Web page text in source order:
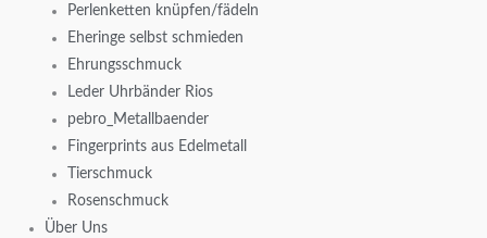
Perlenketten knüpfen/fädeln
Eheringe selbst schmieden
Ehrungsschmuck
Leder Uhrbänder Rios
pebro_Metallbaender
Fingerprints aus Edelmetall
Tierschmuck
Rosenschmuck
Über Uns